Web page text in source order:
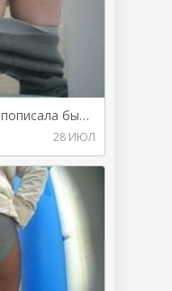
Женщине после того как пописала было лень подтереться
28 ИЮЛ